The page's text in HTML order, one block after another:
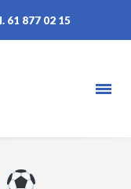
61 877 02 15